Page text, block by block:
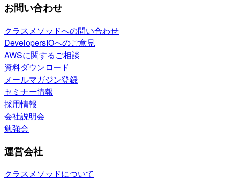
お問い合わせ
クラスメソッドへの問い合わせ
DevelopersIOへのご意見
AWSに関するご相談
資料ダウンロード
メールマガジン登録
セミナー情報
採用情報
会社説明会
勉強会
運営会社
クラスメソッドについて